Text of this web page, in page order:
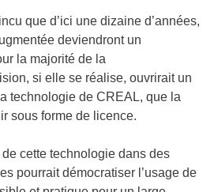
que d’ici une dizaine d’années,
deviendront un
la majorité de la
si elle se réalise, ouvrirait un
technologie de CREAL, que la
sous forme de licence.
de cette technologie dans des
pourrait démocratiser l’usage de